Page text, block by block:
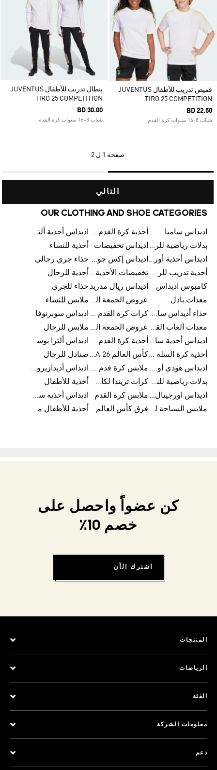
قميص تدريب للأطفال JUVENTUS
TIRO 25 COMPETITION
BD 22.50
شباب 8-16 سنوات كرة القدم
بنطال تدريب للأطفال JUVENTUS
TIRO 25 COMPETITION
BD 30.00
شباب 8-16 سنوات كرة القدم
صفحة 1 ل 2
التالي
OUR CLOTHING AND SHOE CATEGORIES
اديداس سامبا أحذية كرة القدم للرجال
اديداس أحذية ألترا بوست للرجال
بدلات رياضية للرجال اديداس تخفيضات
أحذية للنساء
اديداس أحذية أورجينالز
اديداس إكس جود بيلينغهام حذاء جري رجالي
أحذية تدريب للرجال
تخفيضات الأحذية للرجال أحذية للرجال
كامبوس اديداس
اديداس ريال مدريد حذاء للجري
معدات بادل
عروض الجمعة البيضاء للرجال ملابس للنساء
حذاء أديداس سامبا للأطفال
كرات كرة القدم للرجال اديداس سوبرنوفا
معدات ألعاب القوى
عروض الجمعة البيضاء للسيدات ملابس للرجال
اديداس أحذية سامبا للنساء أحذية كرة القدم
اديداس ألترا بوست
أحذية كرة السلة للرجال
كأس العالم FIFA 26™ صنادل للرجال
اديداس هودي أورجينال للنساء
ملابس كرة قدم للاطفال
اديداس أديدازيرو معدات الجري
بدلات رياضية للنساء
كرات تريندا لكأس العالم FIFA 26™
أحذية للأطفال
اديداس اورجينال ملابس ملابس كرة القدم
اديداس أحذية سوبرنوفا للرجال
ملابس السباحة للرجال
فرق كأس العالم FIFA 26™ أحذية للأطفال من 8 إلى 16 سنة
كن عضواً واحصل على
خصم 10٪
اشترك الآن
المنتجات
الرياضات
الفئة
معلومات الشركة
دعم